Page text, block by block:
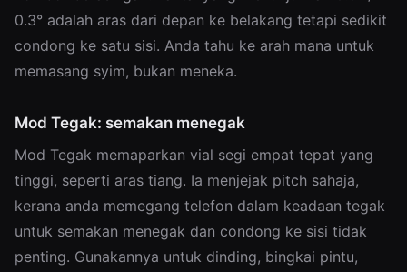
0.3° adalah aras dari depan ke belakang tetapi sedikit
condong ke satu sisi. Anda tahu ke arah mana untuk
memasang syim, bukan meneka.
Mod Tegak: semakan menegak
Mod Tegak memaparkan vial segi empat tepat yang
tinggi, seperti aras tiang. Ia menjejak pitch sahaja,
kerana anda memegang telefon dalam keadaan tegak
untuk semakan menegak dan condong ke sisi tidak
penting. Gunakannya untuk dinding, bingkai pintu,